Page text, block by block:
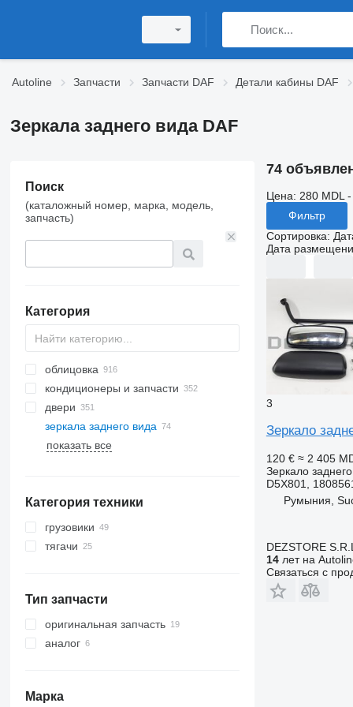
Autoline Запчасти Запчасти DAF Детали кабины DAF
Зеркала заднего вида DAF
Поиск
(каталожный номер, марка, модель,
запчасть)
Категория
облицовка
кондиционеры и запчасти
шланги кондиционера
радиаторы кондиционера
компрессоры кондиционера
другие запчасти кондиционера
двери
боковые стекла
панорамные крыши
зеркала заднего вида
показать все
Категория техники
грузовики
тягачи
Тип запчасти
оригинальная запчасть
аналог
Марка
74
Цена: 280 MDL
Фильтр
Сортировка:
Дата
3
Зеркало
120 € ≈ 2 405
Зеркало
D5X801,
Румыния,
DEZSTORE S.R.L.
14лет на
Связаться с